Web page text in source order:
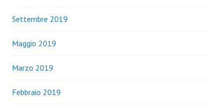
Settembre 2019
Maggio 2019
Marzo 2019
Febbraio 2019